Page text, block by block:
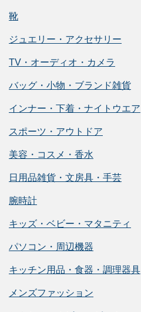
靴
ジュエリー・アクセサリー
TV・オーディオ・カメラ
バッグ・小物・ブランド雑貨
インナー・下着・ナイトウエア
スポーツ・アウトドア
美容・コスメ・香水
日用品雑貨・文房具・手芸
腕時計
キッズ・ベビー・マタニティ
パソコン・周辺機器
キッチン用品・食器・調理器具
メンズファッション